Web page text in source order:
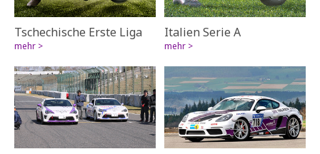
Tschechische Erste Liga
mehr >
Italien Serie A
mehr >